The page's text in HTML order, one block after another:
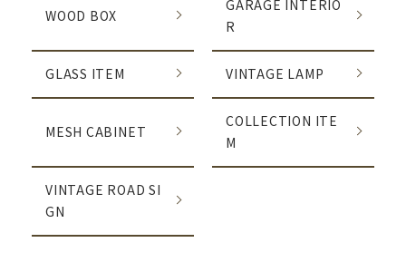
WOOD BOX
GARAGE INTERIO
R
GLASS ITEM VINTAGE LAMP
MESH CABINET
COLLECTION ITE
M
VINTAGE ROAD SI
GN